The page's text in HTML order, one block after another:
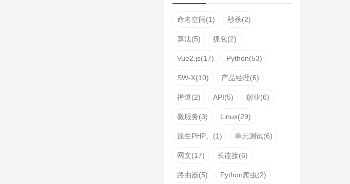
命名空间(1) 秒杀(2)
算法(5) 抓包(2)
Vue2.js(17) Python(53)
SW-X(10) 产品经理(6)
禅道(2) API(5) 创业(6)
微服务(3) Linux(29)
原生PHP、(1) 单元测试(6)
网文(17) 长连接(6)
路由器(5) Python爬虫(2)